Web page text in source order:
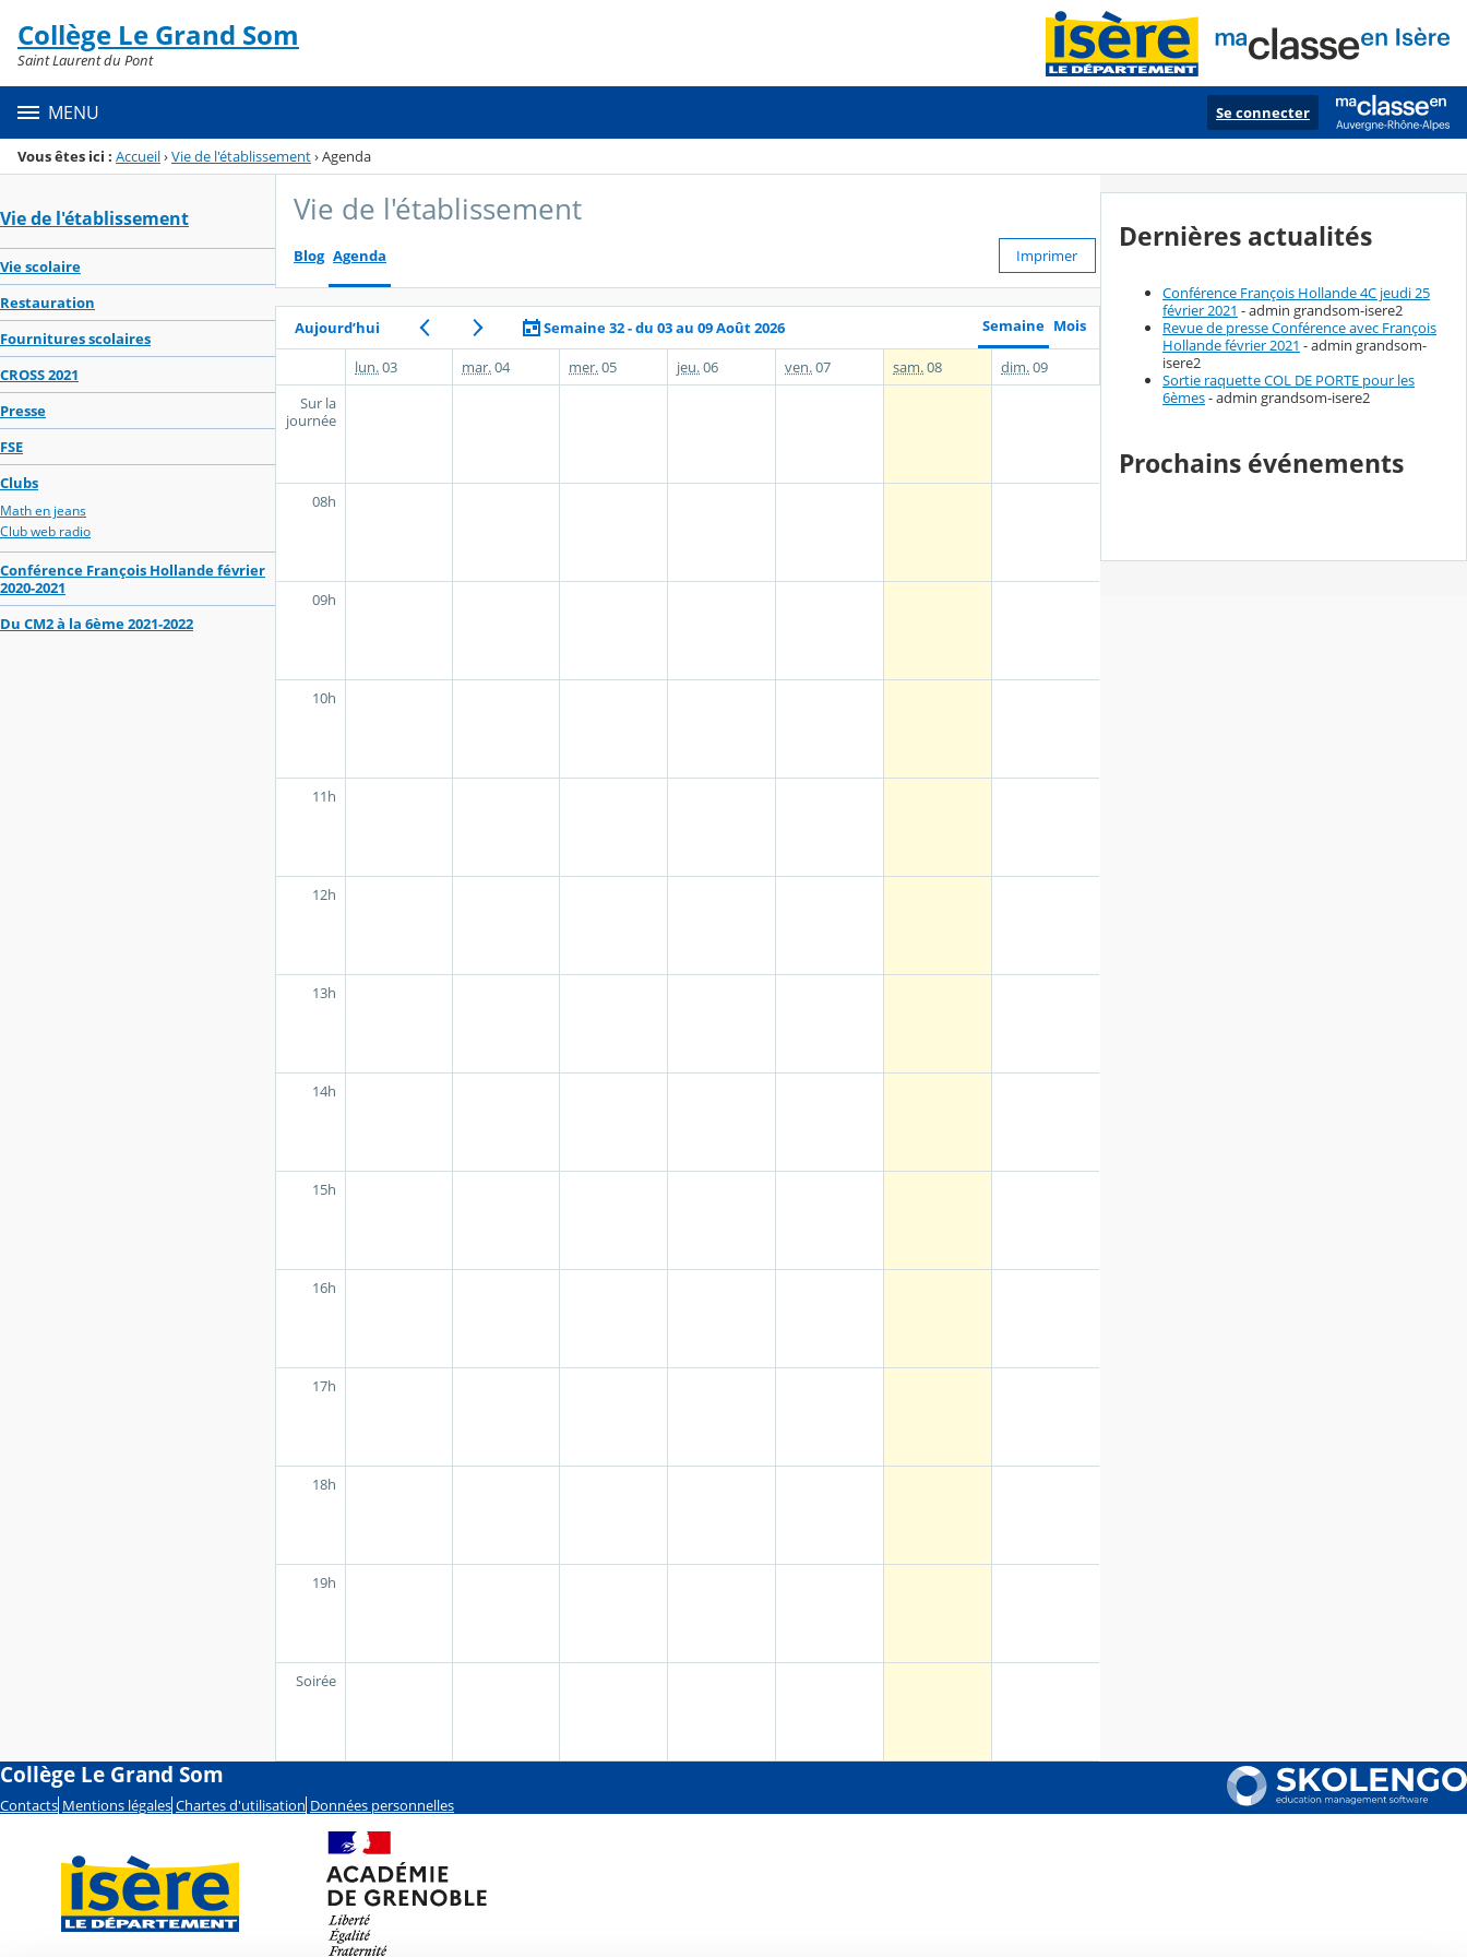
Menu de la rubrique
Contenu
Collège Le Grand Som
Saint Laurent du Pont
MENU Se connecter
Vous êtes ici : Accueil›Vie de l'établissement›Agenda
Vie de l'établissement
Vie scolaire
Restauration
Fournitures scolaires
CROSS 2021
Presse
FSE
Clubs
Math en jeans
Club web radio
Conférence François Hollande février
2020-2021
Du CM2 à la 6ème 2021-2022
Vie de l'établissement
Blog Agenda Imprimer
Aujourd’hui Semaine 32 - du 03 au 09 Août 2026 Semaine Mois
lun.03 mar.04 mer.05 jeu.06 ven.07 sam.08 dim.09
Sur la
journée
08h
09h
10h
11h
12h
13h
14h
15h
16h
17h
18h
19h
Soirée
Dernières actualités
Conférence François Hollande 4C jeudi 25
février 2021 - admin grandsom-isere2
Revue de presse Conférence avec François
Hollande février 2021 - admin grandsom-
isere2
Sortie raquette COL DE PORTE pour les
6èmes- admin grandsom-isere2
Prochains événements
Collège Le Grand Som
Contacts Mentions légales Chartes d'utilisation Données personnelles